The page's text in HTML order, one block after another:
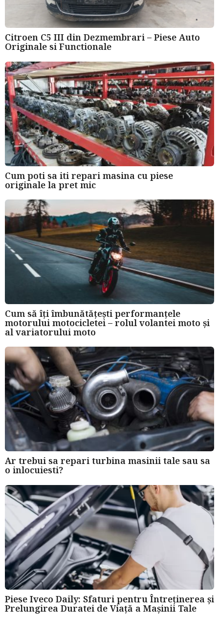
Citroen C5 III din Dezmembrari – Piese Auto
Originale si Functionale
Cum poti sa iti repari masina cu piese
originale la pret mic
Cum să îți îmbunătățești performanțele
motorului motocicletei – rolul volantei moto și
al variatorului moto
Ar trebui sa repari turbina masinii tale sau sa
o inlocuiesti?
Piese Iveco Daily: Sfaturi pentru Întreținerea și
Prelungirea Duratei de Viață a Mașinii Tale